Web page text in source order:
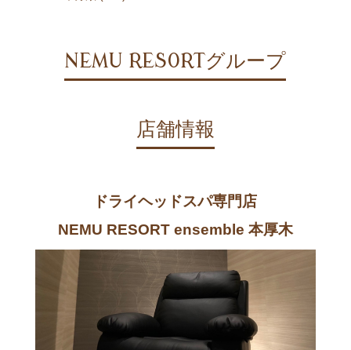
NEMU RESORTグループ
店舗情報
ドライヘッドスパ専門店
NEMU RESORT ensemble 本厚木